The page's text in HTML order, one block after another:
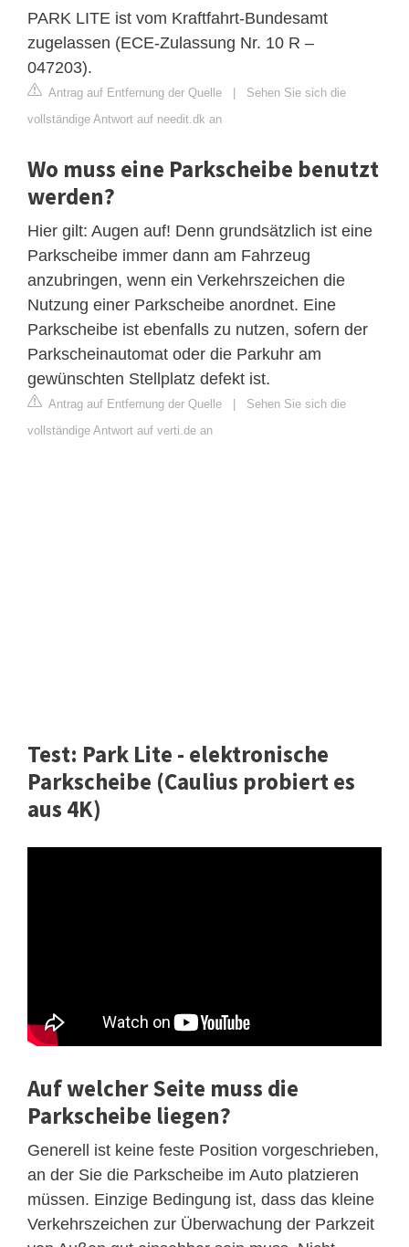
PARK LITE ist vom Kraftfahrt-Bundesamt
zugelassen (ECE-Zulassung Nr. 10 R –
047203).
Antrag auf Entfernung der Quelle
Sehen Sie sich die
vollständige Antwort auf needit.dk an
Wo muss eine Parkscheibe benutzt
werden?
Hier gilt: Augen auf! Denn grundsätzlich ist eine
Parkscheibe immer dann am Fahrzeug
anzubringen, wenn ein Verkehrszeichen die
Nutzung einer Parkscheibe anordnet. Eine
Parkscheibe ist ebenfalls zu nutzen, sofern der
Parkscheinautomat oder die Parkuhr am
gewünschten Stellplatz defekt ist.
Antrag auf Entfernung der Quelle
Sehen Sie sich die
vollständige Antwort auf verti.de an
Test: Park Lite - elektronische
Parkscheibe (Caulius probiert es
aus 4K)
Auf welcher Seite muss die
Parkscheibe liegen?
Generell ist keine feste Position vorgeschrieben,
an der Sie die Parkscheibe im Auto platzieren
müssen. Einzige Bedingung ist, dass das kleine
Verkehrszeichen zur Überwachung der Parkzeit